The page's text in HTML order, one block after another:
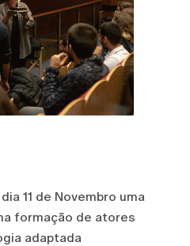
11 de Novembro uma
formação de atores
adaptada